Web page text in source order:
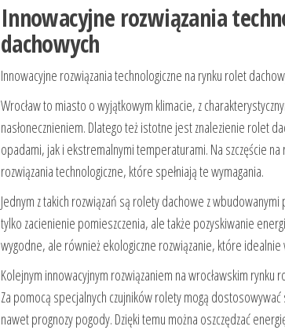
Innowacyjne rozwiązania
dachowych
Innowacyjne rozwiązania technologiczne na rynku rolet
Wrocław to miasto o wyjątkowym klimacie, z
nasłonecznieniem. Dlatego też istotne jest znalezienie rolet
opadami, jak i ekstremalnymi temperaturami. Na szczęście
rozwiązania technologiczne, które spełniają te wymagania.
Jednym z takich rozwiązań są rolety dachowe z
tylko zacienienie pomieszczenia, ale także pozyskiwanie
wygodne, ale również ekologiczne rozwiązanie, które
Kolejnym innowacyjnym rozwiązaniem na wrocławskim
Za pomocą specjalnych czujników rolety mogą
nawet prognozy pogody. Dzięki temu można oszczędzać